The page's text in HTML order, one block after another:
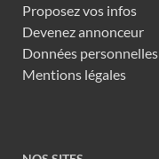
Proposez vos infos
Devenez annonceur
Données personnelles
Mentions légales